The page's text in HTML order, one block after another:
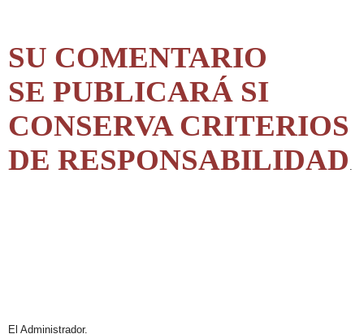
SU COMENTARIO
SE PUBLICARÁ SI
CONSERVA CRITERIOS
DE RESPONSABILIDAD
El Administrador.